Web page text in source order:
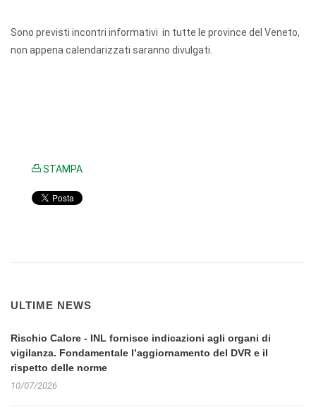
Sono previsti incontri informativi in tutte le province del Veneto,
non appena calendarizzati saranno divulgati.
STAMPA
ULTIME NEWS
Rischio Calore - INL fornisce indicazioni agli organi di
vigilanza. Fondamentale l’aggiornamento del DVR e il
rispetto delle norme
10/07/2026